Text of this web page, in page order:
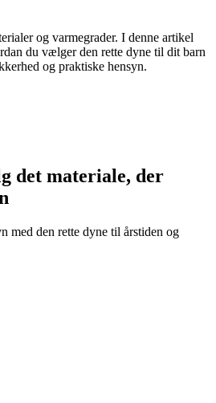
og varmegrader. I denne artikel
du vælger den rette dyne til dit barn
og praktiske hensyn.
det materiale, der
med den rette dyne til årstiden og